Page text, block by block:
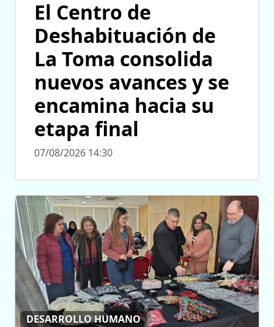
El Centro de
Deshabituación de
La Toma consolida
nuevos avances y se
encamina hacia su
etapa final
07/08/2026 14:30
DESARROLLO HUMANO